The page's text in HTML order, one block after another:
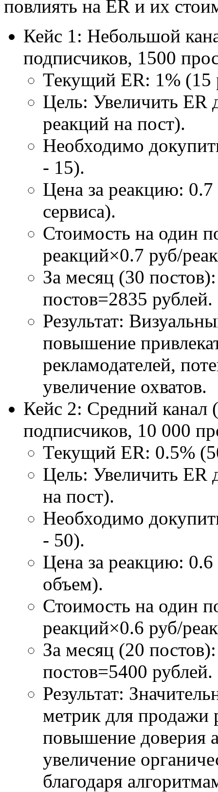
повлиять на ER и их
Кейс 1: Небольшой
подписчиков, 1500
Текущий ER: 1% (15
Цель: Увеличить ER
реакций на пост).
Необходимо
- 15).
Цена за реакцию: 0.7
сервиса).
Стоимость на один
реакций×0.7 руб/
За месяц (30
постов=2835 рублей.
Результат:
повышение
рекламодателей,
увеличение охватов.
Кейс 2: Средний канал
подписчиков, 10 000
Текущий ER: 0.5%
Цель: Увеличить ER
на пост).
Необходимо
- 50).
Цена за реакцию: 0.6
объем).
Стоимость на один
реакций×0.6 руб/
За месяц (20
постов=5400 рублей.
Результат:
метрик для продажи
повышение доверия
увеличение
благодаря